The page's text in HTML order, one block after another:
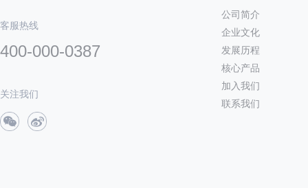
客服热线
400-000-0387
关注我们
公司简介
企业文化
发展历程
核心产品
加入我们
联系我们